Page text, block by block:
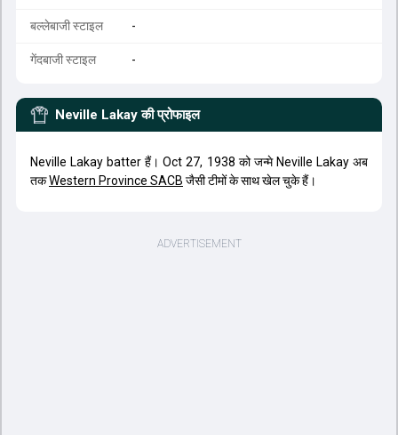
बल्लेबाजी स्टाइल -
गेंदबाजी स्टाइल -
Neville Lakay की प्रोफाइल
Neville Lakay batter हैं। Oct 27, 1938 को जन्मे Neville Lakay अब
तकWestern Province SACB जैसी टीमों के साथ खेल चुके हैं।